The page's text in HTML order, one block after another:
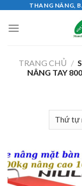
content
THANG NÂNG,
TRANG CHỦ /
NÂNG TAY